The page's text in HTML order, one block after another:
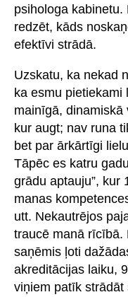
psihologa
redzēt, kāds
efektīvi strādā.
Uzskatu, ka nekad
ka esmu pietiekami
mainīgā, dinamiskā
kur augt; nav runa
bet par ārkārtīgi
Tāpēc es katru
grādu aptauju”, kur
manas
utt. Nekautrējos
traucē manā rīcībā.
saņēmis ļoti
akreditācijas laiku,
viņiem patīk strādāt